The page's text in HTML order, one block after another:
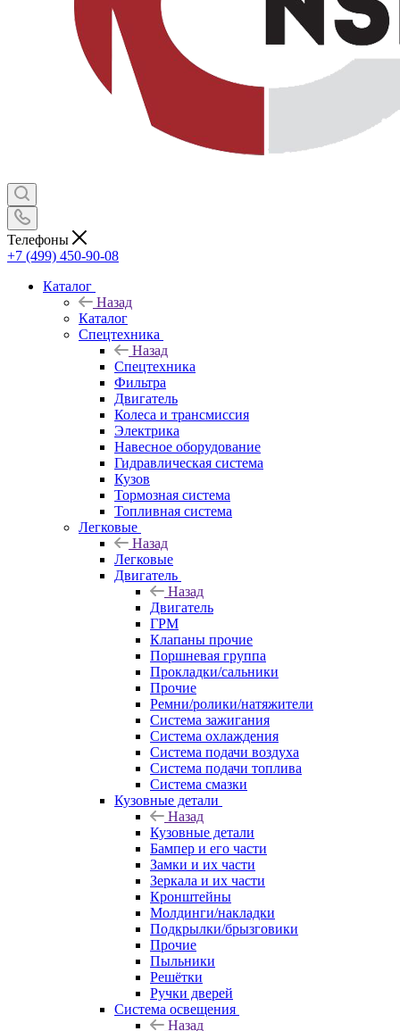
Телефоны
+7 (499) 450-90-08
Каталог
Назад
Каталог
Спецтехника
Назад
Спецтехника
Фильтра
Двигатель
Колеса и трансмиссия
Электрика
Навесное оборудование
Гидравлическая система
Кузов
Тормозная система
Топливная система
Легковые
Назад
Легковые
Двигатель
Назад
Двигатель
ГРМ
Клапаны прочие
Поршневая группа
Прокладки/сальники
Прочие
Ремни/ролики/натяжители
Система зажигания
Система охлаждения
Система подачи воздуха
Система подачи топлива
Система смазки
Кузовные детали
Назад
Кузовные детали
Бампер и его части
Замки и их части
Зеркала и их части
Кронштейны
Молдинги/накладки
Подкрылки/брызговики
Прочие
Пыльники
Решётки
Ручки дверей
Система освещения
Назад